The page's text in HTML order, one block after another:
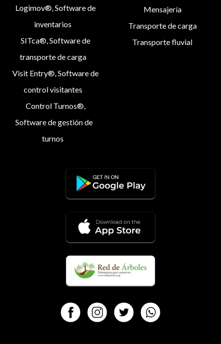
Mensajería
Transporte de carga
Transporte fluvial
Logimov®, Software de
inventarios
SITca®, Software de
transporte de carga
Visit Entry®, Software de
control visitantes
Control Turnos®,
Software de gestión de
turnos